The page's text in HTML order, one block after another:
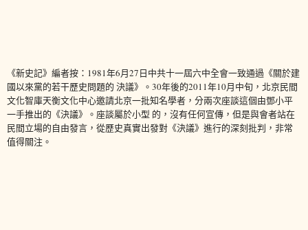
《新史記》 編者按：1981年6月27日中共十一屆六中全會一致通過《關於建
國以來黨的若干歷史問題的 決議》。30年後的2011年10月中旬，北京民間
文化智庫天衡文化中心邀請北京一批知名學者，分兩次座談這個由鄧小平
一手推出的《決議》。座談屬於小型 的，沒有任何宣傳，但是與會者站在
民間立場的自由發言，從歷史真實出發對《決議》進行的深刻批判，非常
值得關注。